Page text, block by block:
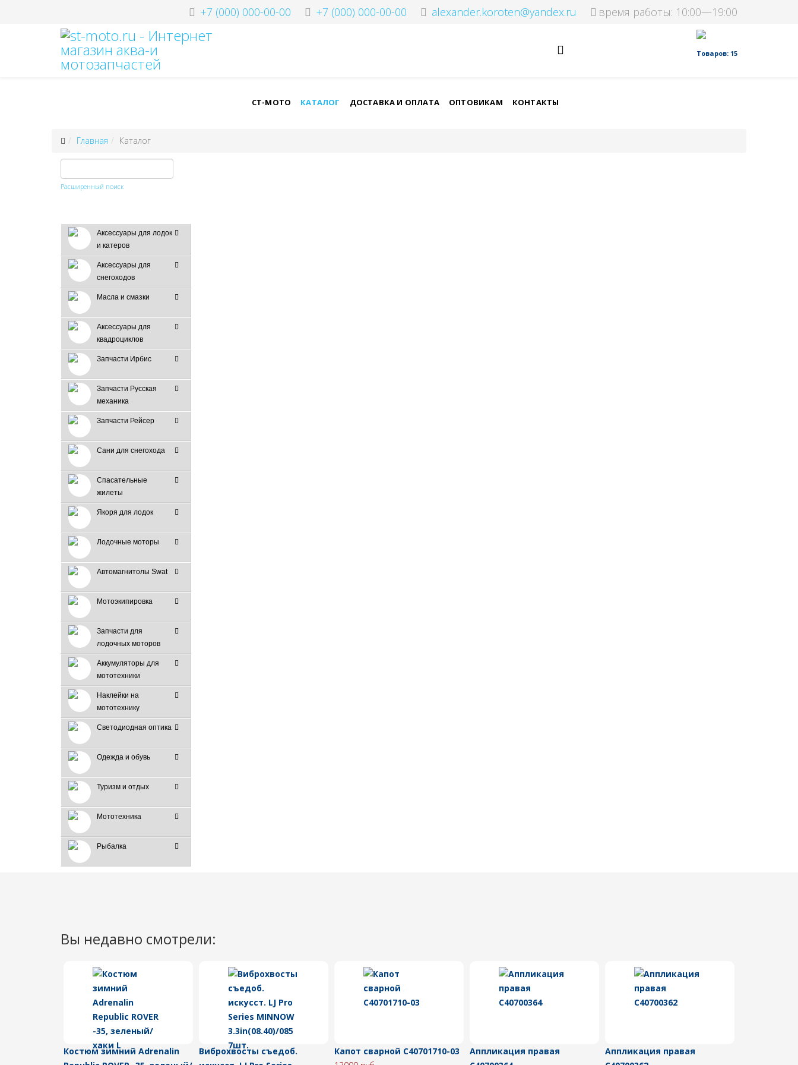
+7 (000) 000-00-00 +7 (000) 000-00-00 alexander.koroten@yandex.ru время работы: 10:00—19:00
СТ-МОТО КАТАЛОГ ДОСТАВКА И ОПЛАТА ОПТОВИКАМ КОНТАКТЫ
Товаров: 15
Главная Каталог
Расширенный поиск
Аксессуары для лодок
и катеров
Аксессуары для
снегоходов
Масла и смазки
Аксессуары для
квадроциклов
Запчасти Ирбис
Запчасти Русская
механика
Запчасти Рейсер
Сани для снегохода
Спасательные
жилеты
Якоря для лодок
Лодочные моторы
Автомагнитолы Swat
Мотоэкипировка
Запчасти для
лодочных моторов
Аккумуляторы для
мототехники
Наклейки на
мототехнику
Светодиодная оптика
Одежда и обувь
Туризм и отдых
Мототехника
Рыбалка
Вы недавно смотрели:
Костюм зимний Adrenalin
Виброхвосты съедоб.
Капот сварной C40701710-03
Аппликация правая
Аппликация правая